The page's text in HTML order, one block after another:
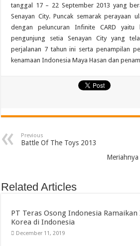
tanggal 17 – 22 September 2013 yang
Senayan City. Puncak semarak perayaan
dengan peluncuran Infinite CARD
pengunjung setia Senayan City yang
perjalanan 7 tahun ini serta penampilan
kenamaan Indonesia Maya Hasan dan
Previous
Battle Of The Toys 2013
Meriahnya
Related Articles
PT Teras Osong Indonesia
Korea di Indonesia
December 11, 2019